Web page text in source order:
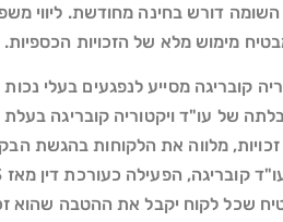
דורש בחינה מחודשת. ליווי
מימוש מלא של הזכויות הכספיות.
קובריגה מסייע לנפגעים בעלי
זכויות, מלווה את הלקוחות בהגשת
שכל לקוח יקבל את ההטבה שהוא